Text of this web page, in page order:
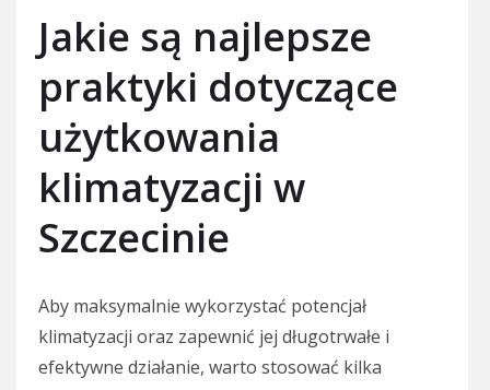
Jakie są najlepsze
praktyki dotyczące
użytkowania
klimatyzacji w
Szczecinie
Aby maksymalnie wykorzystać potencjał
klimatyzacji oraz zapewnić jej długotrwałe i
efektywne działanie, warto stosować kilka